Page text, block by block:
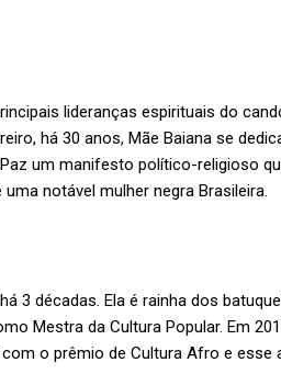
lideranças espirituais do
há 30 anos, Mãe Baiana se
um manifesto político-religioso
notável mulher negra Brasileira.
3 décadas. Ela é rainha dos
Mestra da Cultura Popular. Em
o prêmio de Cultura Afro e esse